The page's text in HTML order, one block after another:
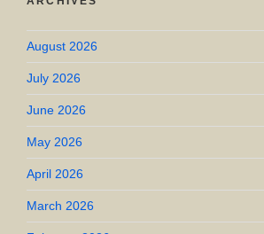
August 2026
July 2026
June 2026
May 2026
April 2026
March 2026